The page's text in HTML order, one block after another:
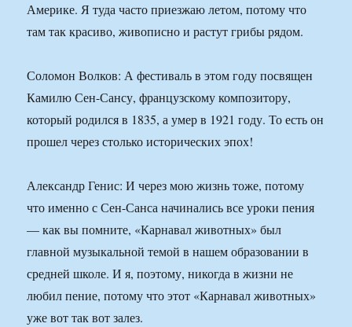
Америке. Я туда часто приезжаю летом, потому что
там так красиво, живописно и растут грибы рядом.
Соломон Волков: А фестиваль в этом году посвящен
Камилю Сен-Сансу, французскому композитору,
который родился в 1835, а умер в 1921 году. То есть он
прошел через столько исторических эпох!
Александр Генис: И через мою жизнь тоже, потому
что именно с Сен-Санса начинались все уроки пения
— как вы помните, «Карнавал животных» был
главной музыкальной темой в нашем образовании в
средней школе. И я, поэтому, никогда в жизни не
любил пение, потому что этот «Карнавал животных»
уже вот так вот залез.